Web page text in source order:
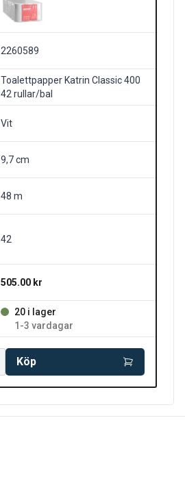
2260589
Toalettpapper Katrin Classic 400
42 rullar/bal
Vit
9,7 cm
48 m
42
505.00 kr
20 i lager
1-3 vardagar
Köp